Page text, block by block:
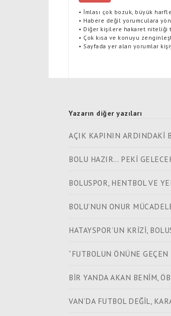
• İmlası çok bozuk, büyük
• Habere değil yorumculara
• Diğer kişilere hakaret niteliği
• Çok kısa ve konuyu
• Sayfada yer alan yorumlar
Yazarın diğer yazıları
AÇIK KAPININ ARDINDAKİ
BOLU HAZIR… PEKİ
BOLUSPOR, HENTBOL VE
BOLU’NUN ONUR
HATAYSPOR’UN KRİZİ,
“FUTBOLUN ÖNÜNE GEÇEN
BİR YANDA AKAN BENİM,
VAN’DA FUTBOL DEĞİL,